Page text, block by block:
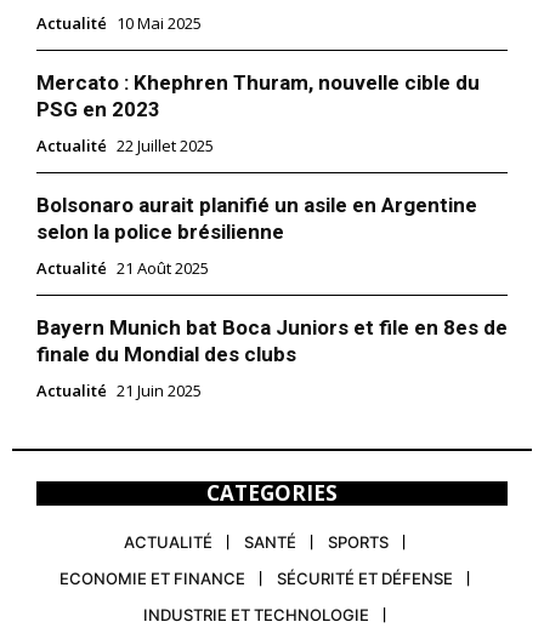
Actualité 10 Mai 2025
Mercato : Khephren Thuram, nouvelle cible du
PSG en 2023
Actualité 22 Juillet 2025
Bolsonaro aurait planifié un asile en Argentine
selon la police brésilienne
Actualité 21 Août 2025
Bayern Munich bat Boca Juniors et file en 8es de
finale du Mondial des clubs
Actualité 21 Juin 2025
CATEGORIES
ACTUALITÉ SANTÉ
SPORTS
ECONOMIE ET FINANCE
SÉCURITÉ ET DÉFENSE
INDUSTRIE ET TECHNOLOGIE